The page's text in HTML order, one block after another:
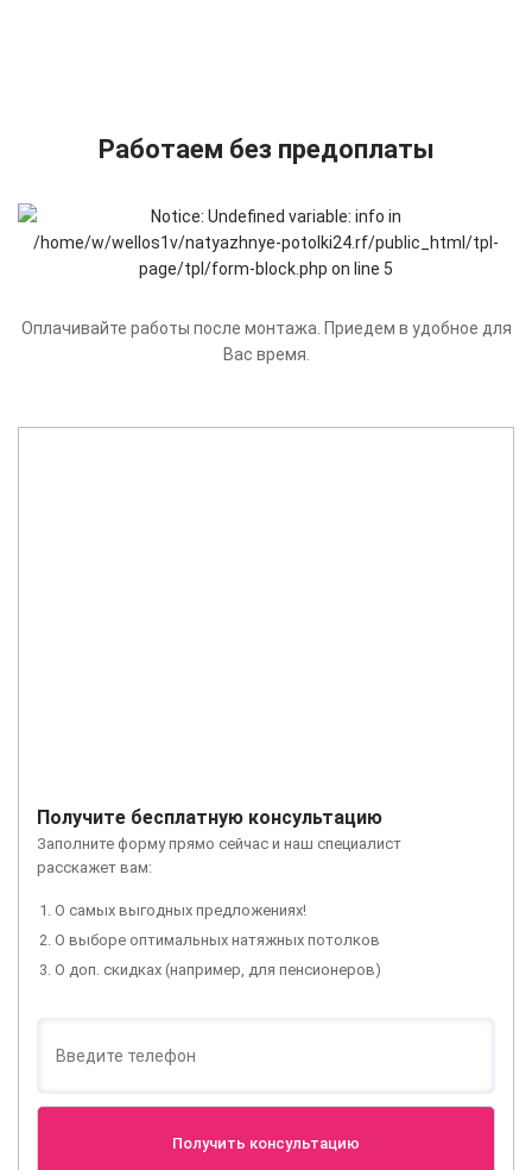
Работаем без предоплаты
Оплачивайте работы после монтажа. Приедем в удобное для
Вас время.
Получите бесплатную консультацию
Заполните форму прямо сейчас и наш специалист
расскажет вам:
О самых выгодных предложениях!
О выборе оптимальных натяжных потолков
О доп. скидках (например, для пенсионеров)